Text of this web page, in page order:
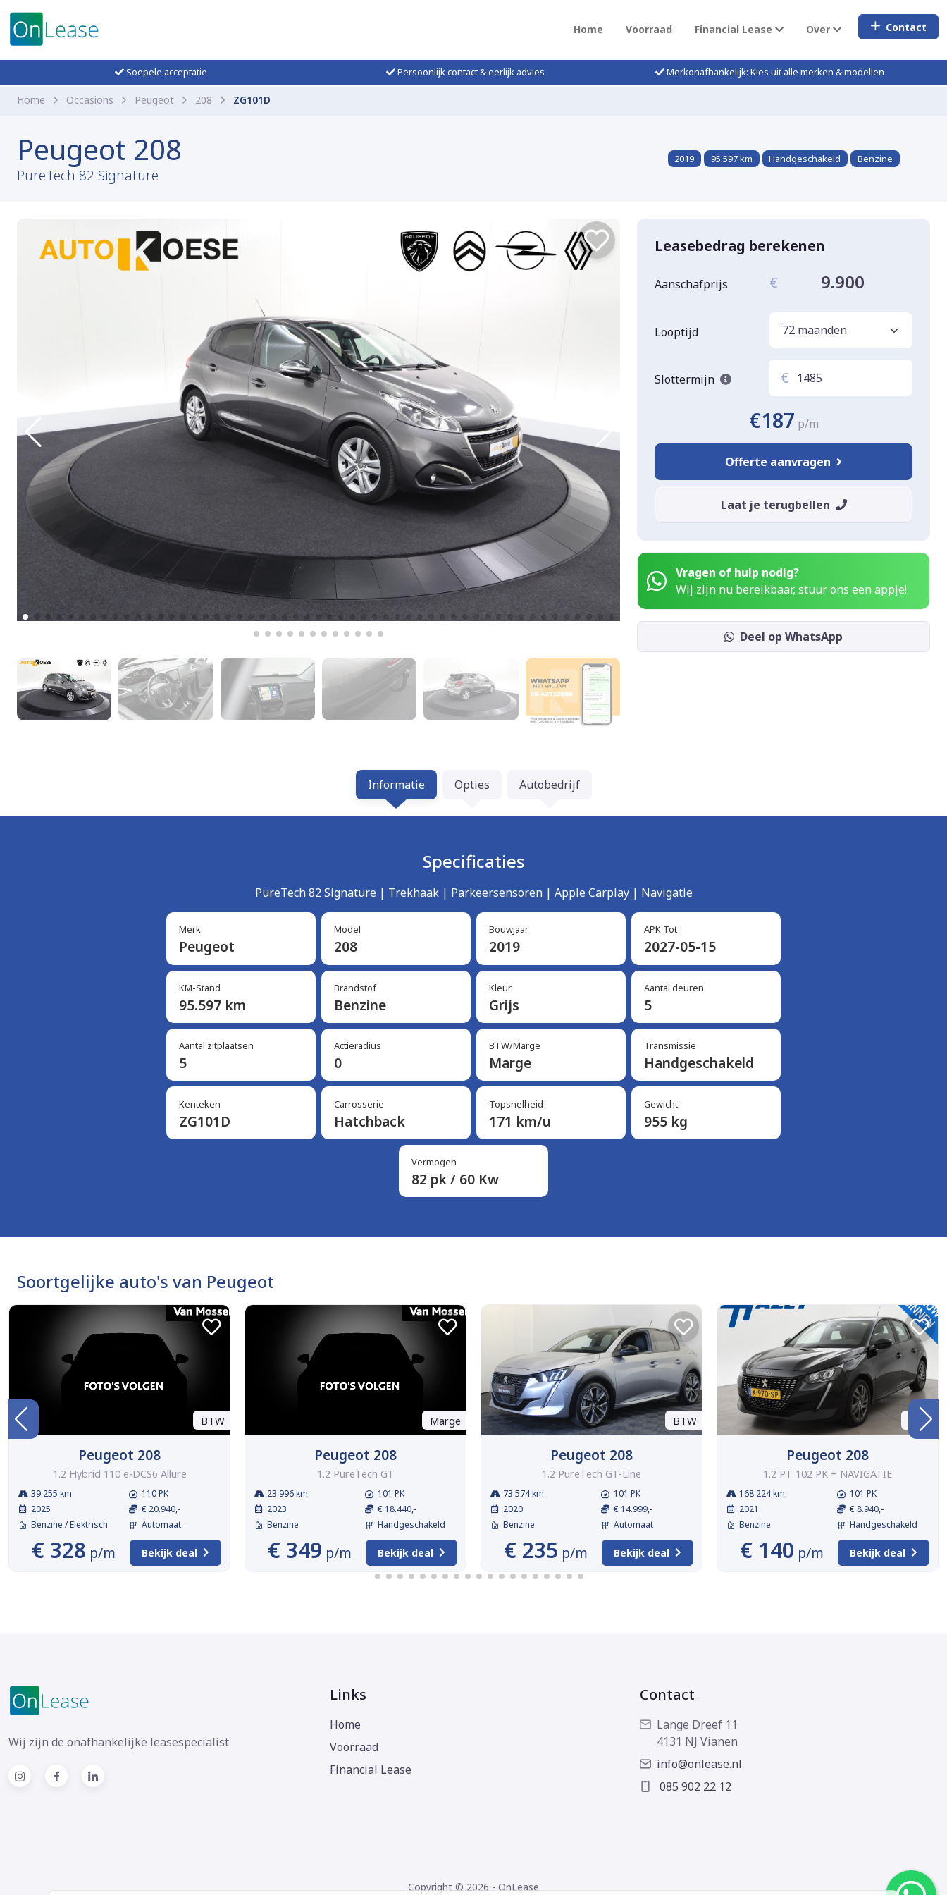
Home Voorraad Financial Lease Over Contact
Soepele acceptatie Persoonlijk contact & eerlijk advies Merkonafhankelijk: Kies uit alle merken & modellen
Home Occasions Peugeot 208 ZG101D
Peugeot 208
PureTech 82 Signature
2019 95.597 km Handgeschakeld Benzine
Leasebedrag berekenen
Aanschafprijs € 9.900
Looptijd
Slottermijn €
€187 p/m
Offerte aanvragen
Laat je terugbellen
Vragen of hulp nodig?
Wij zijn nu bereikbaar, stuur ons een appje!
Deel op WhatsApp
Informatie Opties Autobedrijf
Specificaties
PureTech 82 Signature | Trekhaak | Parkeersensoren | Apple Carplay | Navigatie
Merk
Peugeot
Model
208
Bouwjaar
2019
APK Tot
2027-05-15
KM-Stand
95.597 km
Brandstof
Benzine
Kleur
Grijs
Aantal deuren
5
Aantal zitplaatsen
5
Actieradius
0
BTW/Marge
Marge
Transmissie
Handgeschakeld
Kenteken
ZG101D
Carrosserie
Hatchback
Topsnelheid
171 km/u
Gewicht
955 kg
Vermogen
82 pk / 60 Kw
Soortgelijke auto's van Peugeot
BTW
Peugeot 208
1.2 Hybrid 110 e-DCS6 Allure
39.255 km
2025
Benzine / Elektrisch
110 PK
€ 20.940,-
Automaat
€ 328 p/m Bekijk deal
Marge
Peugeot 208
1.2 PureTech GT
23.996 km
2023
Benzine
101 PK
€ 18.440,-
Handgeschakeld
€ 349 p/m Bekijk deal
BTW
Peugeot 208
1.2 PureTech GT-Line
73.574 km
2020
Benzine
101 PK
€ 14.999,-
Automaat
€ 235 p/m Bekijk deal
BTW
Peugeot 208
1.2 PT 102 PK + NAVIGATIE
168.224 km
2021
Benzine
101 PK
€ 8.940,-
Handgeschakeld
€ 140 p/m Bekijk deal
Wij zijn de onafhankelijke leasespecialist
Links
Home
Voorraad
Financial Lease
Contact
Lange Dreef 11
4131 NJ Vianen
info@onlease.nl
085 902 22 12
Copyright © 2026 - OnLease